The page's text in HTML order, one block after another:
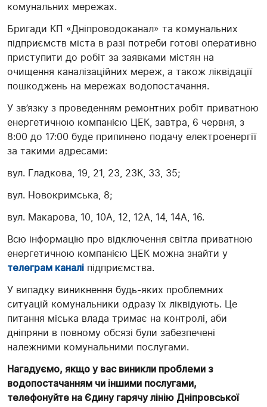
комунальних мережах.
Бригади КП «Дніпроводоканал» та комунальних
підприємств міста в разі потреби готові оперативно
приступити до робіт за заявками містян на
очищення каналізаційних мереж, а також ліквідації
пошкоджень на мережах водопостачання.
У зв’язку з проведенням ремонтних робіт приватною
енергетичною компанією ЦЕК, завтра, 6 червня, з
8:00 до 17:00 буде припинено подачу електроенергії
за такими адресами:
вул. Гладкова, 19, 21, 23, 23К, 33, 35;
вул. Новокримська, 8;
вул. Макарова, 10, 10А, 12, 12А, 14, 14А, 16.
Всю інформацію про відключення світла приватною
енергетичною компанією ЦЕК можна знайти у
телеграм каналі підприємства.
У випадку виникнення будь-яких проблемних
ситуацій комунальники одразу їх ліквідують. Це
питання міська влада тримає на контролі, аби
дніпряни в повному обсязі були забезпечені
належними комунальними послугами.
Нагадуємо, якщо у вас виникли проблеми з
водопостачанням чи іншими послугами,
телефонуйте на Єдину гарячу лінію Дніпровської